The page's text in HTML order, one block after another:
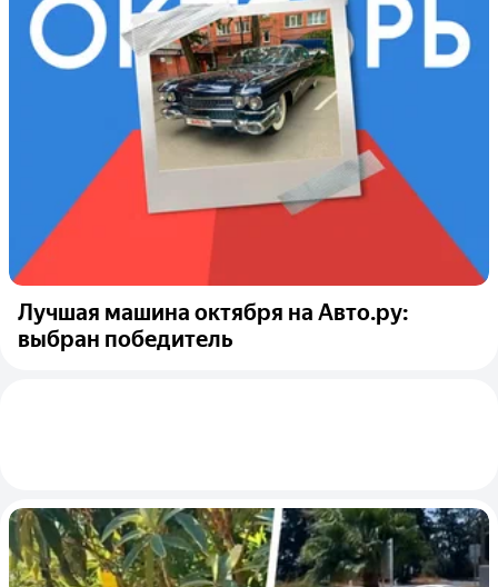
Лучшая машина октября на Авто.ру:
выбран победитель